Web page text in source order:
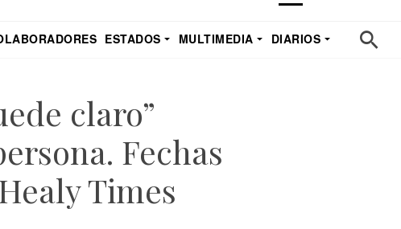
ESTADOS MULTIMEDIA
DIARIOS
claro”
Fechas
Times